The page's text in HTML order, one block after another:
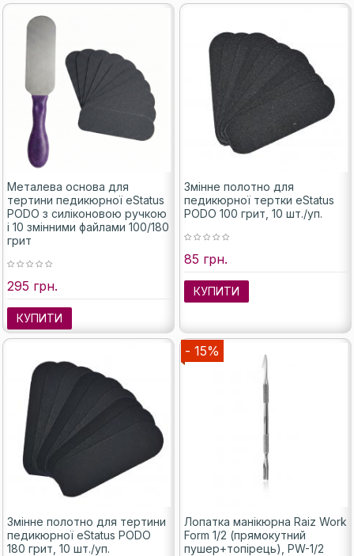
Металева основа для
тертини педикюрної eStatus
PODO з силіконовою ручкою
і 10 змінними файлами 100/180
грит
295 грн.
КУПИТИ
Змінне полотно для
педикюрної тертки eStatus
PODO 100 грит, 10 шт./уп.
85 грн.
КУПИТИ
Змінне полотно для тертини
педикюрної eStatus PODO
180 грит, 10 шт./уп.
- 15%
Лопатка манікюрна Raiz Work
Form 1/2 (прямокутний
пушер+топірець), PW-1/2